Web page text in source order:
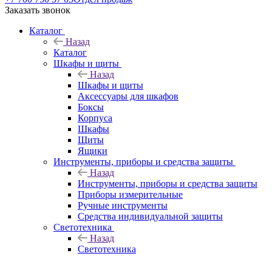
Заказать звонок
Каталог
Назад
Каталог
Шкафы и щиты
Назад
Шкафы и щиты
Аксессуары для шкафов
Боксы
Корпуса
Шкафы
Щиты
Ящики
Инструменты, приборы и средства защиты
Назад
Инструменты, приборы и средства защиты
Приборы измерительные
Ручные инструменты
Средства индивидуальной защиты
Светотехника
Назад
Светотехника